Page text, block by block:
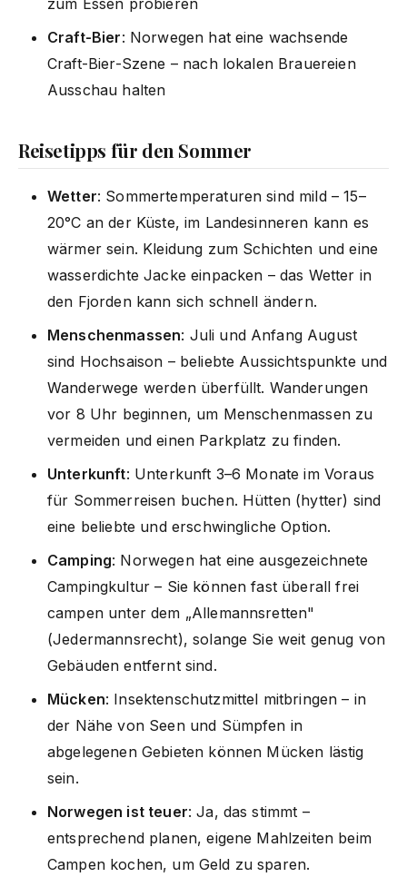
Craft-Bier: Norwegen hat eine wachsende
Craft-Bier-Szene – nach lokalen Brauereien
Ausschau halten
Reisetipps für den Sommer
Wetter: Sommertemperaturen sind mild – 15–
20°C an der Küste, im Landesinneren kann es
wärmer sein. Kleidung zum Schichten und eine
wasserdichte Jacke einpacken – das Wetter in
den Fjorden kann sich schnell ändern.
Menschenmassen: Juli und Anfang August
sind Hochsaison – beliebte Aussichtspunkte und
Wanderwege werden überfüllt. Wanderungen
vor 8 Uhr beginnen, um Menschenmassen zu
vermeiden und einen Parkplatz zu finden.
Unterkunft: Unterkunft 3–6 Monate im Voraus
für Sommerreisen buchen. Hütten (hytter) sind
eine beliebte und erschwingliche Option.
Camping: Norwegen hat eine ausgezeichnete
Campingkultur – Sie können fast überall frei
campen unter dem „Allemannsretten"
(Jedermannsrecht), solange Sie weit genug von
Gebäuden entfernt sind.
Mücken: Insektenschutzmittel mitbringen – in
der Nähe von Seen und Sümpfen in
abgelegenen Gebieten können Mücken lästig
sein.
Norwegen ist teuer: Ja, das stimmt –
entsprechend planen, eigene Mahlzeiten beim
Campen kochen, um Geld zu sparen.